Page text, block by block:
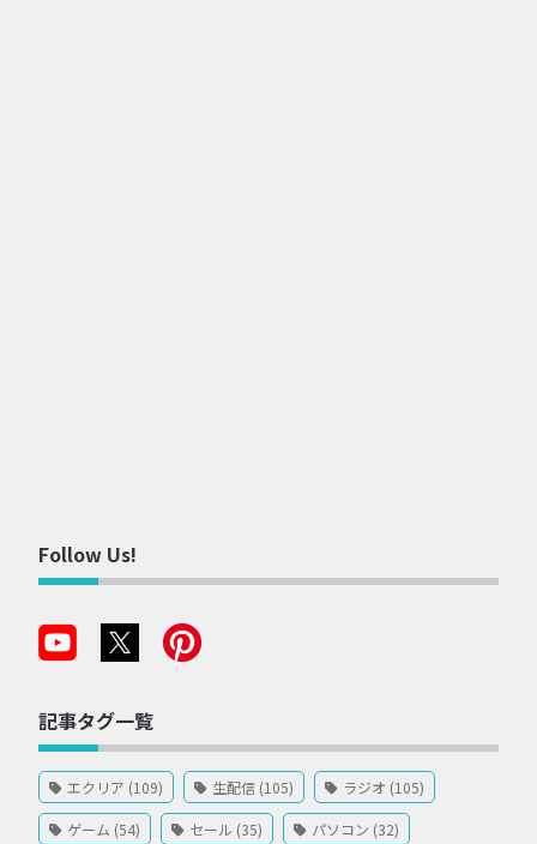
Follow Us!
記事タグ一覧
エクリア (109) 生配信 (105) ラジオ (105)
ゲーム (54) セール (35) パソコン (32)